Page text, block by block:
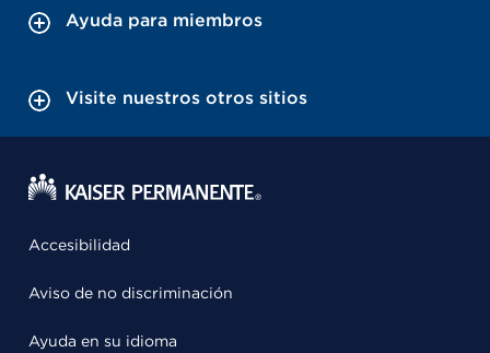
Ayuda para miembros
Visite nuestros otros sitios
Accesibilidad
Aviso de no discriminación
Ayuda en su idioma